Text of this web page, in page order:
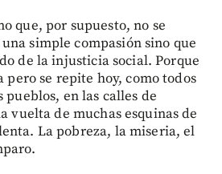
que, por supuesto, no se
simple compasión sino que
de la injusticia social. Porque
pero se repite hoy, como todos
pueblos, en las calles de
vuelta de muchas esquinas de
La pobreza, la miseria, el